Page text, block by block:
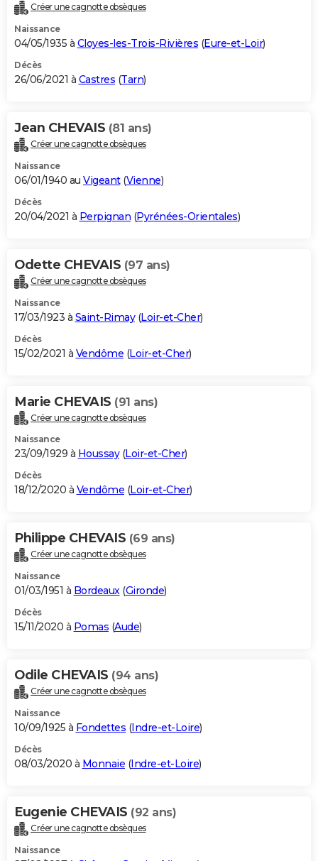
Créer une cagnotte obsèques
Naissance
04/05/1935 à Cloyes-les-Trois-Rivières (Eure-et-Loir)
Décès
26/06/2021 à Castres (Tarn)
Jean CHEVAIS (81 ans)
Créer une cagnotte obsèques
Naissance
06/01/1940 au Vigeant(Vienne)
Décès
20/04/2021 à Perpignan (Pyrénées-Orientales)
Odette CHEVAIS (97 ans)
Créer une cagnotte obsèques
Naissance
17/03/1923 à Saint-Rimay(Loir-et-Cher)
Décès
15/02/2021 à Vendôme (Loir-et-Cher)
Marie CHEVAIS (91 ans)
Créer une cagnotte obsèques
Naissance
23/09/1929 à Houssay(Loir-et-Cher)
Décès
18/12/2020 à Vendôme (Loir-et-Cher)
Philippe CHEVAIS (69 ans)
Créer une cagnotte obsèques
Naissance
01/03/1951 à Bordeaux(Gironde)
Décès
15/11/2020 à Pomas (Aude)
Odile CHEVAIS (94 ans)
Créer une cagnotte obsèques
Naissance
10/09/1925 à Fondettes (Indre-et-Loire)
Décès
08/03/2020 à Monnaie (Indre-et-Loire)
Eugenie CHEVAIS (92 ans)
Créer une cagnotte obsèques
Naissance